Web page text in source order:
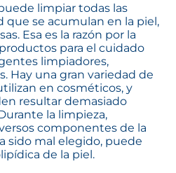
limpiar todas las
que se acumulan en la piel,
Esa es la razón por la
para el cuidado
limpiadores,
Hay una gran variedad de
en cosméticos, y
resultar demasiado
la limpieza,
componentes de la
sido mal elegido, puede
de la piel.